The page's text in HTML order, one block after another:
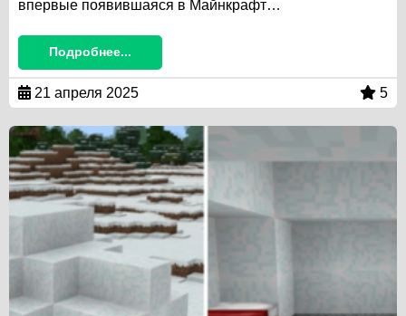
впервые появившаяся в Майнкрафт…
Подробнее...
21 апреля 2025 5